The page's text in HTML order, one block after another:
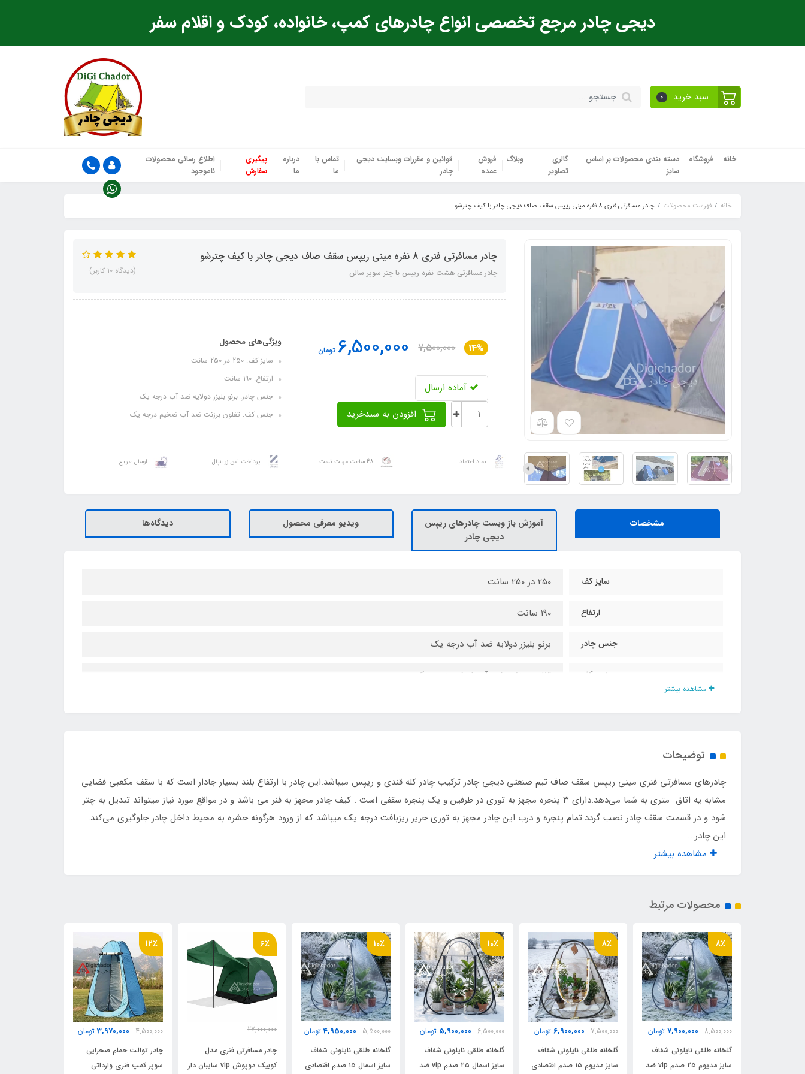
دیجی چادر مرجع تخصصی انواع چادرهای کمپ، خانواده، کودک و اقلام سفر
سبد خرید 0
خانه فروشگاه
دسته بندی محصولات بر اساس
سایز
گالری
تصاویر
وبلاگ
فروش
عمده
قوانین و مقررات وبسایت دیجی
چادر
تماس با
ما
درباره
ما
پیگیری
سفارش
اطلاع رسانی محصولات
ناموجود
خانه فهرست محصولات چادر مسافرتی فنری 8 نفره مینی ریپس سقف صاف دیجی چادر با کیف چترشو
چادر مسافرتی فنری 8 نفره مینی ریپس سقف صاف دیجی چادر با کیف چترشو
چادر مسافرتی هشت نفره ریپس با چتر سوپر سالن (دیدگاه 10 کاربر)
14%
7,500,000
6,500,000تومان
آماده ارسال
ویژگی‌های محصول
سایز کف: 250 در 250 سانت
ارتفاع: ۱۹۰ سانت
جنس چادر: برنو بلیزر دولایه ضد آب درجه یک
جنس کف: تفلون برزنت ضد آب ضخیم درجه یک
نماد اعتماد 48 ساعت مهلت تست پرداخت امن زرینپال ارسال سریع
مشخصات
آموزش باز وبست چادرهای ریپس
دیجی چادر
ویدیو معرفی محصول دیدگاه‌ها
سایز کف 250 در 250 سانت
ارتفاع ۱۹۰ سانت
جنس چادر برنو بلیزر دولایه ضد آب درجه یک
جنس کف تفلون برزنت ضد آب ضخیم درجه یک
تعداد درب ورودی یک عدد مجهز به توری پشه‌ بند زیپدار جداگانه
نوع اسکلت فلزی فنری آسان تاشو با روکش پلاستیکی و نوار ابریشم
مشاهده بیشتر
توضیحات
چادرهای مسافرتی فنری مینی ریپس سقف صاف تیم صنعتی دیجی چادر ترکیب چادر کله قندی و ریپس میباشد.این چادر با ارتفاع بلند بسیار جادار است که با سقف مکعبی فضایی
مشابه یه اتاق متری به شما می‌دهد.دارای ۳ پنجره مجهز به توری در طرفین و یک پنجره سقفی است . کیف چادر مجهز به فنر می باشد و در مواقع مورد نیاز میتواند تبدیل به چتر
شود و در قسمت سقف چادر نصب گردد.تمام پنجره و درب این چادر مجهز به توری حریر ریزبافت درجه یک میباشد که از ورود هرگونه حشره به محیط داخل چادر جلوگیری می‌کند.
این چادر...
مشاهده بیشتر
محصولات مرتبط
8٪
8,500,000
7,900,000 تومان
گلخانه طلقی نایلونی شفاف
سایز مدیوم ۲۵ صدم vip ضد
8٪
7,500,000
6,900,000 تومان
گلخانه طلقی نایلونی شفاف
سایز مدیوم ۱۵ صدم اقتصادی
10٪
6,500,000
5,900,000 تومان
گلخانه طلقی نایلونی شفاف
سایز اسمال ۲۵ صدم vip ضد
10٪
5,500,000
4,950,000 تومان
گلخانه طلقی نایلونی شفاف
سایز اسمال ۱۵ صدم اقتصادی
6٪
27,000,000
25,500,000 تومان
چادر مسافرتی فنری مدل
کوبیک دوپوش vip سایبان دار
12٪
4,500,000
3,970,000 تومان
چادر توالت حمام صحرایی
سوپر کمپ فنری وارداتی